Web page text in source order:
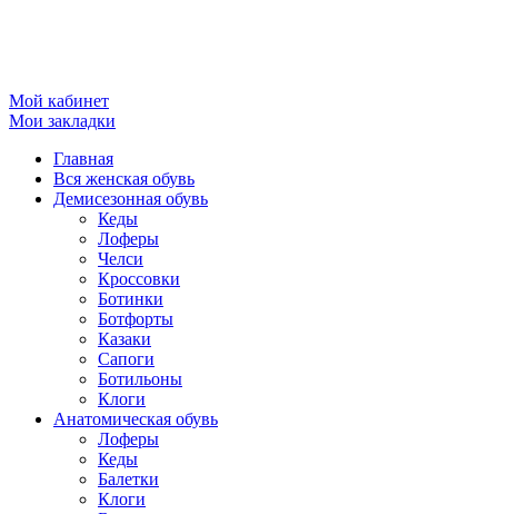
Мой кабинет
Мои закладки
Главная
Вся женская обувь
Демисезонная обувь
Кеды
Лоферы
Челси
Кроссовки
Ботинки
Ботфорты
Казаки
Сапоги
Ботильоны
Клоги
Анатомическая обувь
Лоферы
Кеды
Балетки
Клоги